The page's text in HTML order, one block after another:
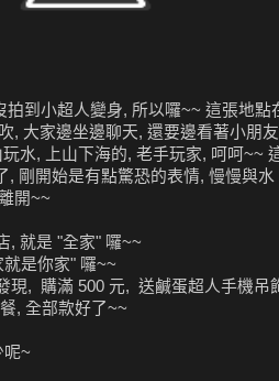
到小超人變身, 所以囉~~ 這張地點
, 大家邊坐邊聊天, 還要邊看著小朋
水, 上山下海的, 老手玩家, 呵呵~~
剛開始是有點驚恐的表情, 慢慢與
開~~
, 就是 "全家" 囉~~
是你家" 囉~~
現, 購滿 500 元, 送鹹蛋超人手機吊
, 全部款好了~~
呢~